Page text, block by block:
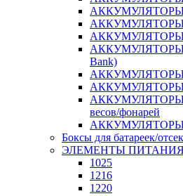
АККУМУЛЯТОРЫ
АККУМУЛЯТОРЫ
Bank)
АККУМУЛЯТОРЫ
весов/фонарей
АККУМУЛЯТОРЫ
Боксы для батареек/
ЭЛЕМЕНТЫ
1025
1216
1220